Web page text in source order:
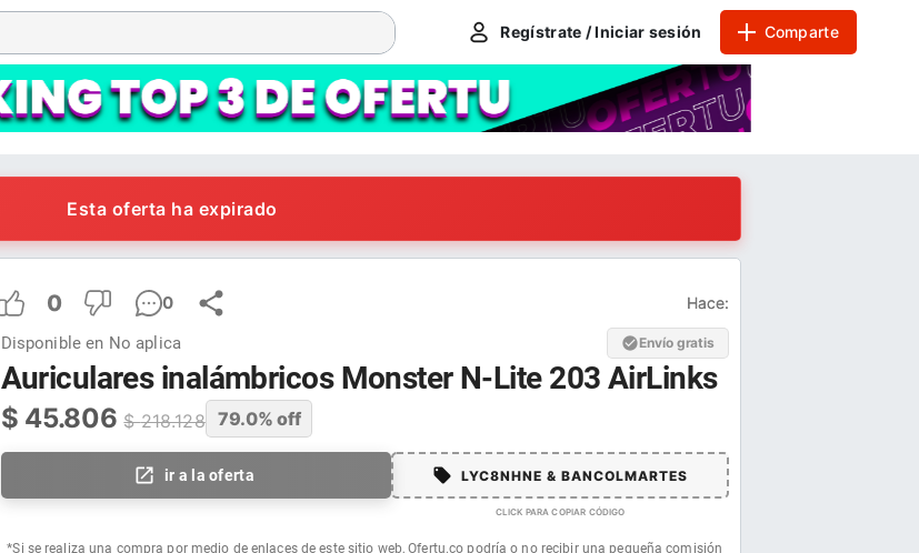
Regístrate / Iniciar sesión Comparte
Esta oferta ha expirado
0 0 Hace:
Disponible en No aplica Envío gratis
Auriculares inalámbricos Monster N-Lite 203 AirLinks
$ 45.806 $218.128 79.0% off
ir a la oferta LYC8NHNE & BANCOLMARTES
CLICK PARA COPIAR CÓDIGO
*Si se realiza una compra por medio de enlaces de este sitio web, Ofertu.co podría o no recibir una pequeña comisión